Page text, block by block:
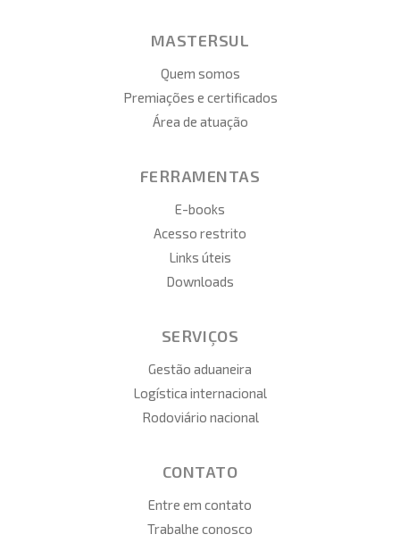
MASTERSUL
Quem somos
Premiações e certificados
Área de atuação
FERRAMENTAS
E-books
Acesso restrito
Links úteis
Downloads
SERVIÇOS
Gestão aduaneira
Logística internacional
Rodoviário nacional
CONTATO
Entre em contato
Trabalhe conosco